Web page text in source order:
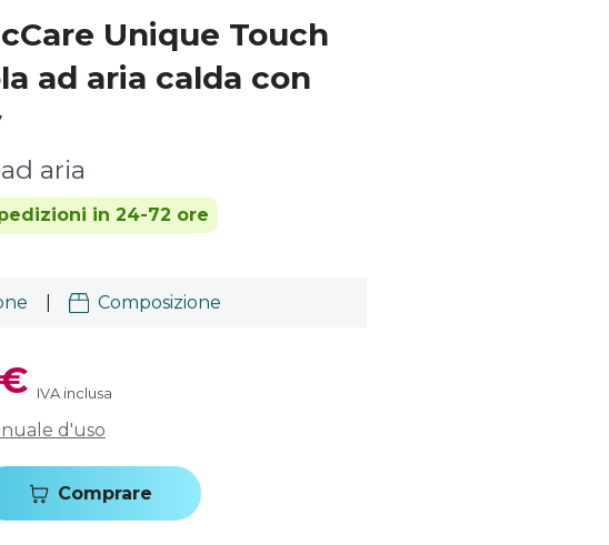
Unique Touch
ad aria calda con
aria
in 24-72 ore
Composizione
IVA inclusa
d'uso
Comprare